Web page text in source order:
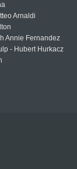
Arnaldi
Annie Fernandez
- Hubert Hurkacz